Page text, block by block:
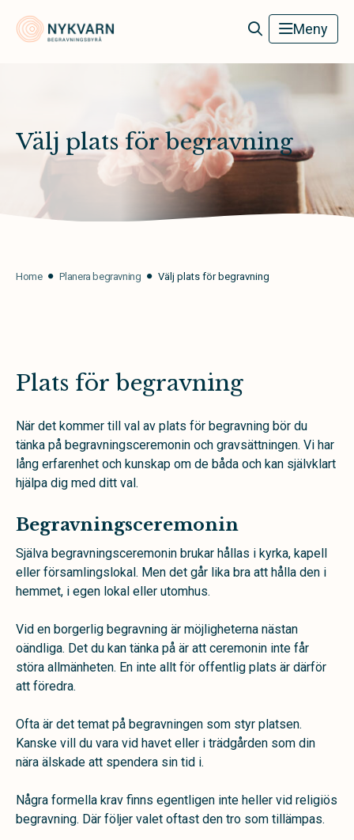
Nykvarn Begravningsbyrå Meny
Välj plats för begravning
Home Planera begravning Välj plats för begravning
Plats för begravning
När det kommer till val av plats för begravning bör du
tänka på begravningsceremonin och gravsättningen. Vi har
lång erfarenhet och kunskap om de båda och kan självklart
hjälpa dig med ditt val.
Begravningsceremonin
Själva begravningsceremonin brukar hållas i kyrka, kapell
eller församlingslokal. Men det går lika bra att hålla den i
hemmet, i egen lokal eller utomhus.
Vid en borgerlig begravning är möjligheterna nästan
oändliga. Det du kan tänka på är att ceremonin inte får
störa allmänheten. En inte allt för offentlig plats är därför
att föredra.
Ofta är det temat på begravningen som styr platsen.
Kanske vill du vara vid havet eller i trädgården som din
nära älskade att spendera sin tid i.
Några formella krav finns egentligen inte heller vid religiös
begravning. Där följer valet oftast den tro som tillämpas.